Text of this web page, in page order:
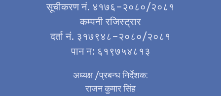
सूचीकरण नं. ४१७६–२०८०/२०८१
कम्पनी रजिस्ट्रार
दर्ता नं. ३१७९४८–२०८०/२०८१
पान न: ६१९७५४८१३
अध्यक्ष /प्रबन्ध निर्देशक:
राजन कुमार सिंह